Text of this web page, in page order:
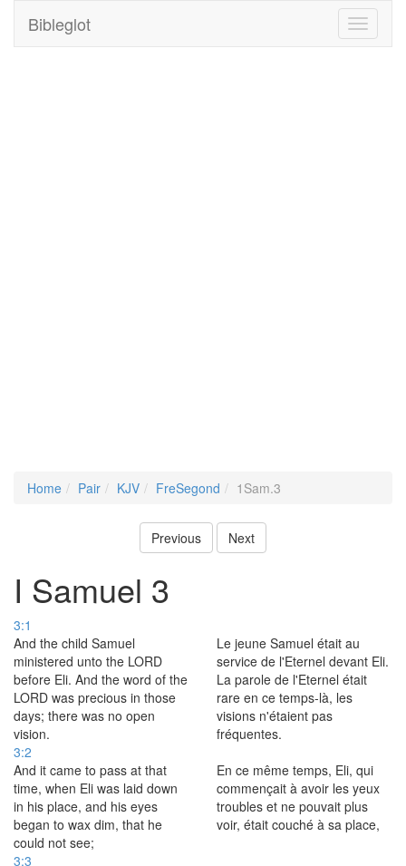
Toggle
Bibleglot
Home Pair KJV FreSegond 1Sam.3
Previous Next
I Samuel 3
3:1
And the child Samuel
ministered unto the LORD
before Eli. And the word of the
LORD was precious in those
days; there was no open
vision.
Le jeune Samuel était au
service de l'Eternel devant Eli.
La parole de l'Eternel était
rare en ce temps-là, les
visions n'étaient pas
fréquentes.
3:2
And it came to pass at that
time, when Eli was laid down
in his place, and his eyes
began to wax dim, that he
could not see;
En ce même temps, Eli, qui
commençait à avoir les yeux
troubles et ne pouvait plus
voir, était couché à sa place,
3:3